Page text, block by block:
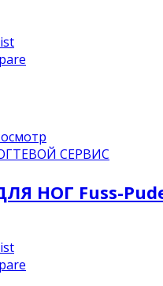
СЕРВИС
НОГ Fuss-